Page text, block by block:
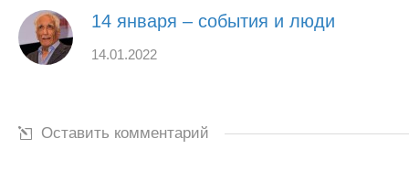
14 января – события и люди
14.01.2022
Оставить комментарий